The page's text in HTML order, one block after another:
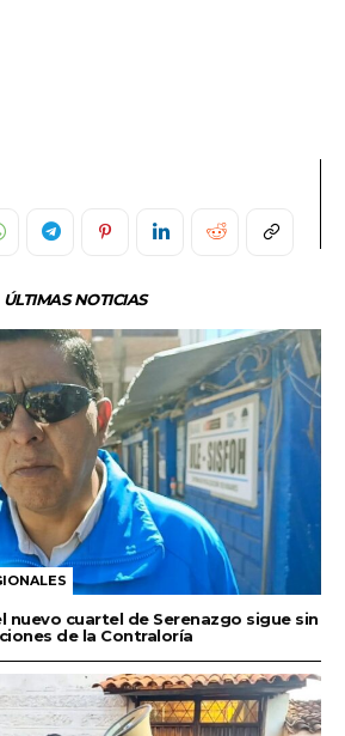
ÚLTIMAS NOTICIAS
nuevo cuartel de Serenazgo sigue sin
de la Contraloría